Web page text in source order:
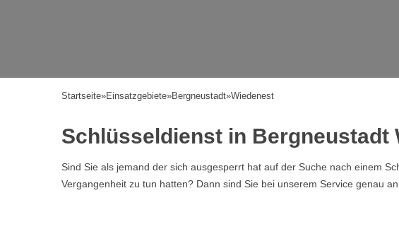
Startseite»Einsatzgebiete»Bergneustadt»Wiedenest
Schlüsseldienst in Bergneustadt
Sind Sie als jemand der sich ausgesperrt hat auf der Suche nach einem
Vergangenheit zu tun hatten? Dann sind Sie bei unserem Service genau